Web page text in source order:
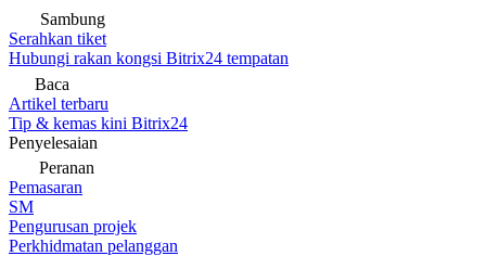
Sambung
Serahkan tiket
Hubungi rakan kongsi Bitrix24 tempatan
Baca
Artikel terbaru
Tip & kemas kini Bitrix24
Penyelesaian
Peranan
Pemasaran
SM
Pengurusan projek
Perkhidmatan pelanggan